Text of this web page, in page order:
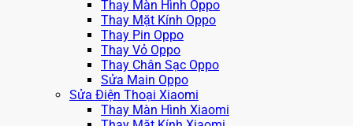
Thay Màn Hình Oppo
Thay Mặt Kính Oppo
Thay Pin Oppo
Thay Vỏ Oppo
Thay Chân Sạc Oppo
Sửa Main Oppo
Sửa Điện Thoại Xiaomi
Thay Màn Hình Xiaomi